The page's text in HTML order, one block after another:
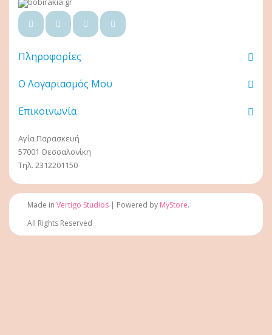
Πληροφορίες
Ο Λογαριασμός Μου
Επικοινωνία
Αγία Παρασκευή
57001 Θεσσαλονίκη
Τηλ. 2312201150
Made in Vertigo Studios | Powered by MyStore.
All Rights Reserved